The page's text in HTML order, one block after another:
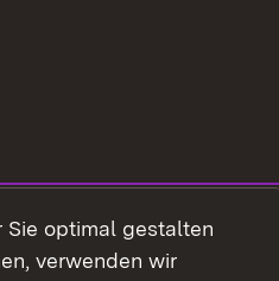
Sie optimal gestalten
verwenden wir